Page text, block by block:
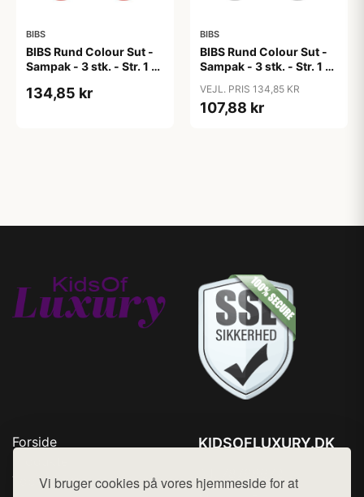
Vi bruger cookies på vores hjemmeside for at
BIBS
BIBS Rund Colour Sut -
Sampak - 3 stk. - Str. 1 -
134,85 kr
BIBS
BIBS Rund Colour Sut -
Sampak - 3 stk. - Str. 1 -
VEJL. PRIS 134,85 KR
107,88 kr
Forside
Top Rabatter
KIDSOFLUXURY.DK